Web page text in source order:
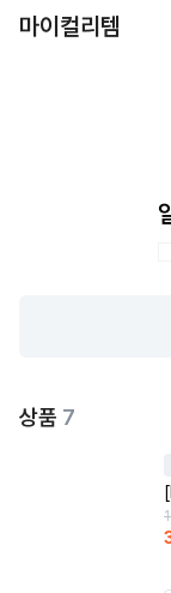
마이컬리템
상품 7